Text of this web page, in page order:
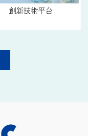
創新技術平台